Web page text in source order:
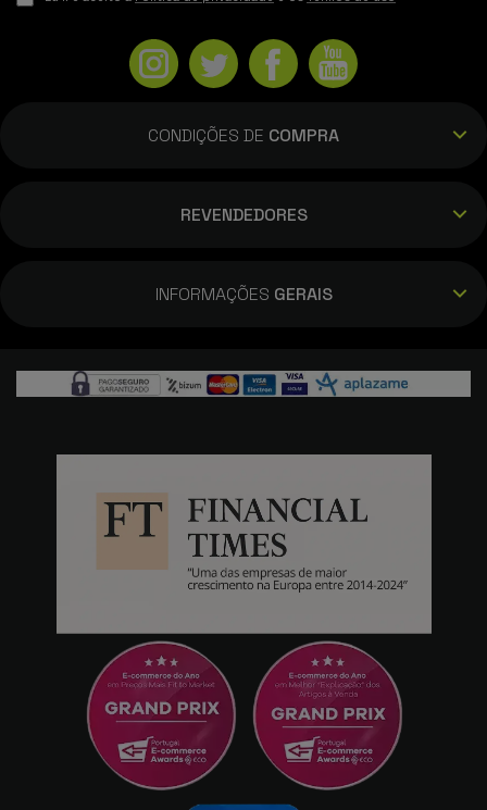
CONDIÇÕES DE COMPRA
REVENDEDORES
INFORMAÇÕES GERAIS